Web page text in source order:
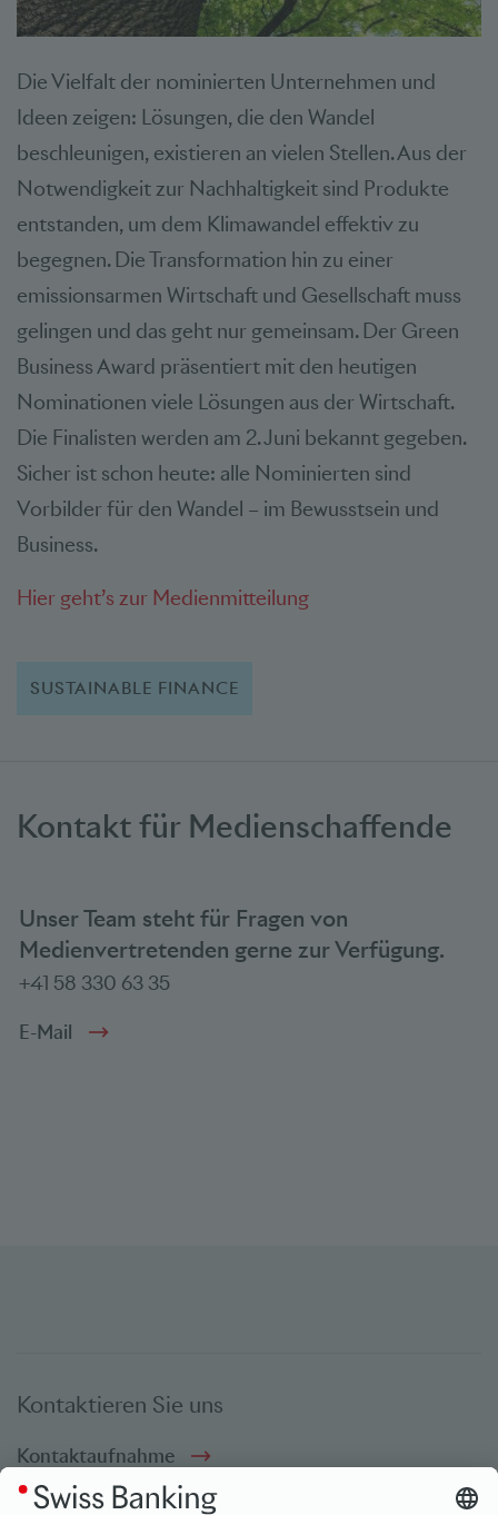
Die Vielfalt der nominierten Unternehmen und
Ideen zeigen: Lösungen, die den Wandel
beschleunigen, existieren an vielen Stellen. Aus der
Notwendigkeit zur Nachhaltigkeit sind Produkte
entstanden, um dem Klimawandel effektiv zu
begegnen. Die Transformation hin zu einer
emissionsarmen Wirtschaft und Gesellschaft muss
gelingen und das geht nur gemeinsam. Der Green
Business Award präsentiert mit den heutigen
Nominationen viele Lösungen aus der Wirtschaft.
Die Finalisten werden am 2. Juni bekannt gegeben.
Sicher ist schon heute: alle Nominierten sind
Vorbilder für den Wandel – im Bewusstsein und
Business.
Hier geht’s zur Medienmitteilung
SUSTAINABLE FINANCE
Kontakt für Medienschaffende
Unser Team steht für Fragen von
Medienvertretenden gerne zur Verfügung.
+41 58 330 63 35
E-Mail
Kontaktieren Sie uns
Kontaktaufnahme